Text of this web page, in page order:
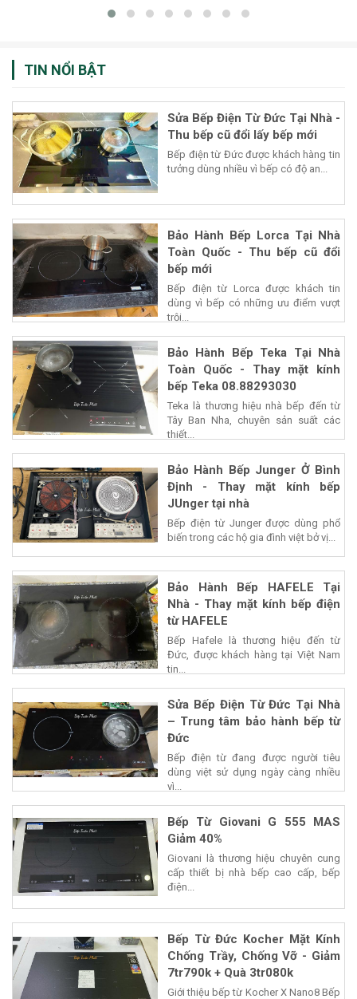
TIN NỔI BẬT
Sửa Bếp Điện Từ Đức Tại Nhà -
Thu bếp cũ đổi lấy bếp mới
Bếp điện từ Đức được khách hàng tin
tưởng dùng nhiều vì bếp có độ an...
Bảo Hành Bếp Lorca Tại Nhà
Toàn Quốc - Thu bếp cũ đổi
bếp mới
Bếp điện từ Lorca được khách tin
dùng vì bếp có những ưu điểm vượt
trội...
Bảo Hành Bếp Teka Tại Nhà
Toàn Quốc - Thay mặt kính
bếp Teka 08.88293030
Teka là thương hiệu nhà bếp đến từ
Tây Ban Nha, chuyên sản suất các
thiết...
Bảo Hành Bếp Junger Ở Bình
Định - Thay mặt kính bếp
JUnger tại nhà
Bếp điện từ Junger được dùng phổ
biến trong các hộ gia đình việt bở vị...
Bảo Hành Bếp HAFELE Tại
Nhà - Thay mặt kính bếp điện
từ HAFELE
Bếp Hafele là thương hiệu đến từ
Đức, được khách hàng tại Việt Nam
tin...
Sửa Bếp Điện Từ Đức Tại Nhà
– Trung tâm bảo hành bếp từ
Đức
Bếp điện từ đang được người tiêu
dùng việt sử dụng ngày càng nhiều
vì...
Bếp Từ Giovani G 555 MAS
Giảm 40%
Giovani là thương hiệu chuyên cung
cấp thiết bị nhà bếp cao cấp, bếp
điện...
Bếp Từ Đức Kocher Mặt Kính
Chống Trầy, Chống Vỡ - Giảm
7tr790k + Quà 3tr080k
Giới thiệu bếp từ Kocher X Nano8 Bếp